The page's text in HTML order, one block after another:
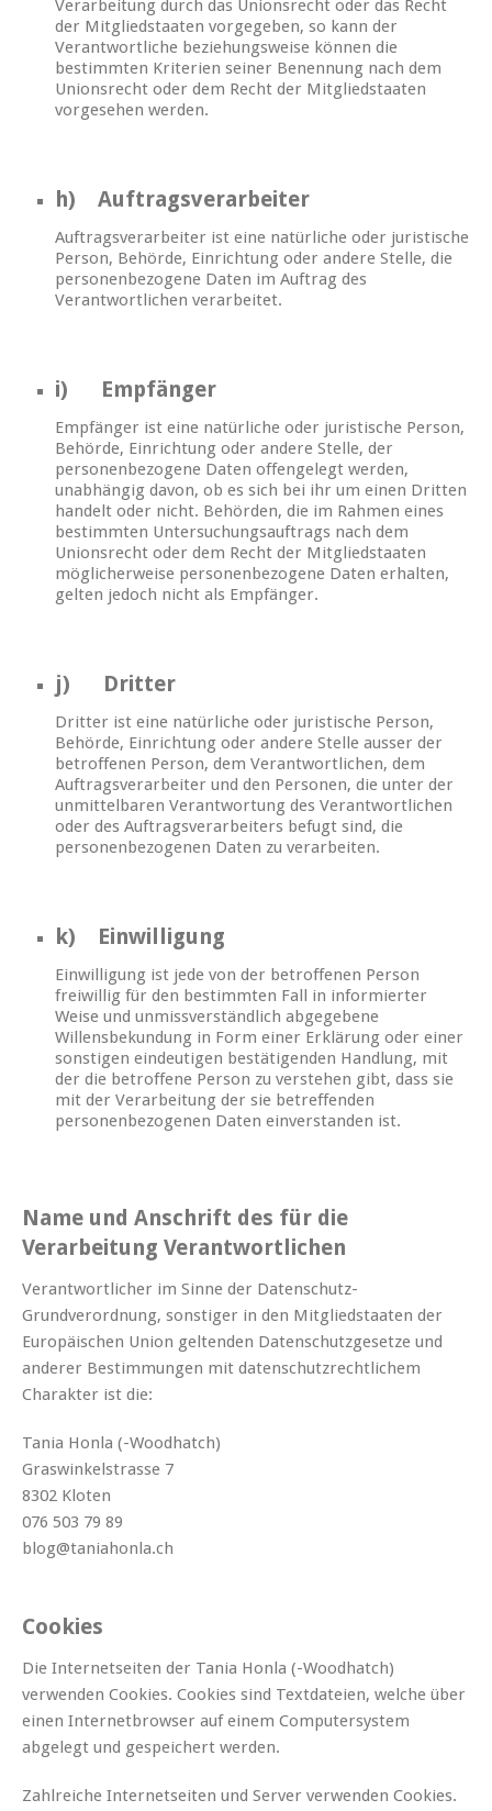
Verarbeitung durch das Unionsrecht oder das Recht
der Mitgliedstaaten vorgegeben, so kann der
Verantwortliche beziehungsweise können die
bestimmten Kriterien seiner Benennung nach dem
Unionsrecht oder dem Recht der Mitgliedstaaten
vorgesehen werden.
h) Auftragsverarbeiter
Auftragsverarbeiter ist eine natürliche oder juristische
Person, Behörde, Einrichtung oder andere Stelle, die
personenbezogene Daten im Auftrag des
Verantwortlichen verarbeitet.
i) Empfänger
Empfänger ist eine natürliche oder juristische Person,
Behörde, Einrichtung oder andere Stelle, der
personenbezogene Daten offengelegt werden,
unabhängig davon, ob es sich bei ihr um einen Dritten
handelt oder nicht. Behörden, die im Rahmen eines
bestimmten Untersuchungsauftrags nach dem
Unionsrecht oder dem Recht der Mitgliedstaaten
möglicherweise personenbezogene Daten erhalten,
gelten jedoch nicht als Empfänger.
j) Dritter
Dritter ist eine natürliche oder juristische Person,
Behörde, Einrichtung oder andere Stelle ausser der
betroffenen Person, dem Verantwortlichen, dem
Auftragsverarbeiter und den Personen, die unter der
unmittelbaren Verantwortung des Verantwortlichen
oder des Auftragsverarbeiters befugt sind, die
personenbezogenen Daten zu verarbeiten.
k) Einwilligung
Einwilligung ist jede von der betroffenen Person
freiwillig für den bestimmten Fall in informierter
Weise und unmissverständlich abgegebene
Willensbekundung in Form einer Erklärung oder einer
sonstigen eindeutigen bestätigenden Handlung, mit
der die betroffene Person zu verstehen gibt, dass sie
mit der Verarbeitung der sie betreffenden
personenbezogenen Daten einverstanden ist.
Name und Anschrift des für die
Verarbeitung Verantwortlichen
Verantwortlicher im Sinne der Datenschutz-
Grundverordnung, sonstiger in den Mitgliedstaaten der
Europäischen Union geltenden Datenschutzgesetze und
anderer Bestimmungen mit datenschutzrechtlichem
Charakter ist die:
Tania Honla (-Woodhatch)
Graswinkelstrasse 7
8302 Kloten
076 503 79 89
blog@taniahonla.ch
Cookies
Die Internetseiten der Tania Honla (-Woodhatch)
verwenden Cookies. Cookies sind Textdateien, welche über
einen Internetbrowser auf einem Computersystem
abgelegt und gespeichert werden.
Zahlreiche Internetseiten und Server verwenden Cookies.